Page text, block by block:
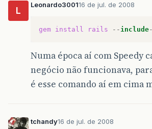
L
Leonardo300116 de jul. de 2008
gem install rails -- include-
Numa época aí com Speedy
negócio não funcionava,
é esse comando aí em cima
tchandy16 de jul. de 2008